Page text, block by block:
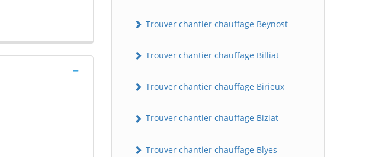
Trouver chantier chauffage Beynost
Trouver chantier chauffage Billiat
Trouver chantier chauffage Birieux
Trouver chantier chauffage Biziat
Trouver chantier chauffage Blyes